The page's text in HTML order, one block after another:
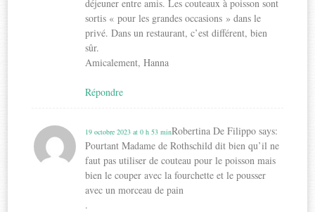
déjeuner entre amis. Les couteaux à poisson sont
sortis « pour les grandes occasions » dans le
privé. Dans un restaurant, c’est différent, bien
sûr.
Amicalement, Hanna
Répondre
Robertina De Filippo says:
19 octobre 2023 at 0 h 53 min
Pourtant Madame de Rothschild dit bien qu’il ne
faut pas utiliser de couteau pour le poisson mais
bien le couper avec la fourchette et le pousser
avec un morceau de pain
.